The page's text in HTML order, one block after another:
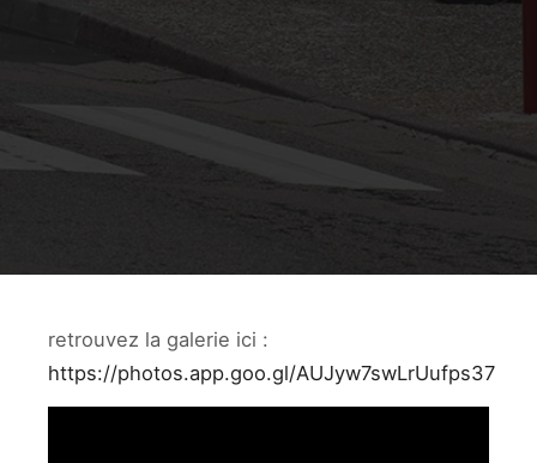
retrouvez la galerie ici :
https://photos.app.goo.gl/AUJyw7swLrUufps37